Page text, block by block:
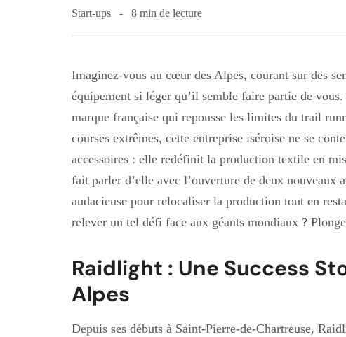
Start-ups 8 min de lecture
Imaginez-vous au cœur des Alpes, courant sur des
équipement si léger qu’il semble faire partie de vous.
marque française qui repousse les limites du trail
courses extrêmes, cette entreprise iséroise ne se
accessoires : elle redéfinit la production textile en
fait parler d’elle avec l’ouverture de deux nouveaux
audacieuse pour relocaliser la production tout en
relever un tel défi face aux géants mondiaux ?
Raidlight : Une Success
Alpes
Depuis ses débuts à Saint-Pierre-de-Chartreuse,